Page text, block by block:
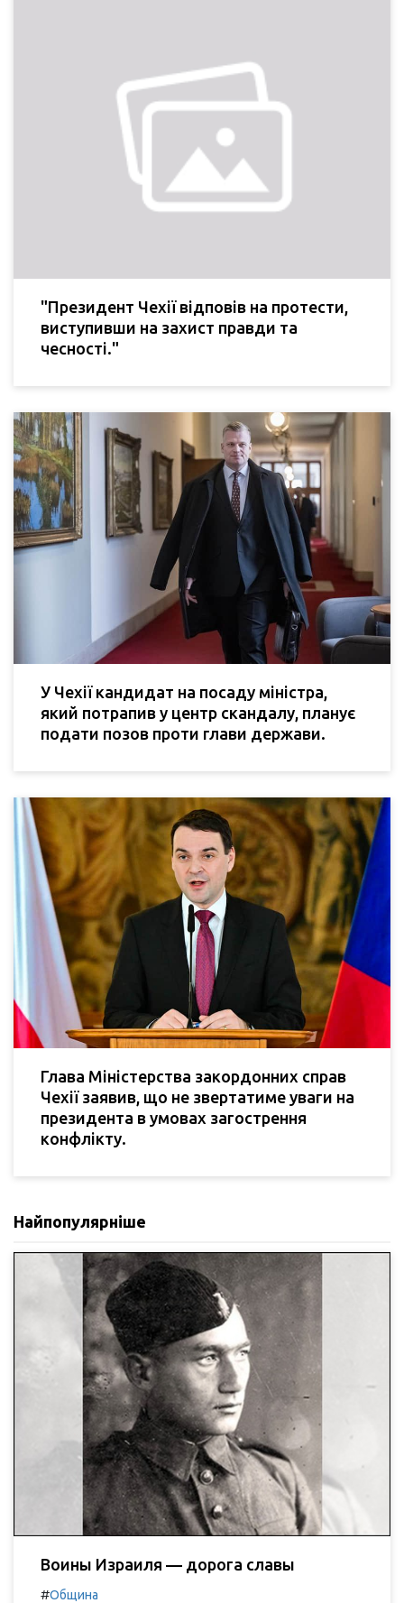
"Президент Чехії відповів на протести,
виступивши на захист правди та
чесності."
У Чехії кандидат на посаду міністра,
який потрапив у центр скандалу, планує
подати позов проти глави держави.
Глава Міністерства закордонних справ
Чехії заявив, що не звертатиме уваги на
президента в умовах загострення
конфлікту.
Найпопулярніше
Воины Израиля — дорога славы
#Община